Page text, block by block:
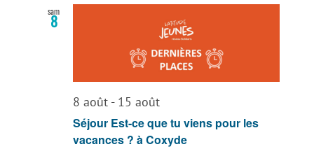
sam
8
8 août- 15 août
Séjour Est-ce que tu viens pour les
vacances ? à Coxyde